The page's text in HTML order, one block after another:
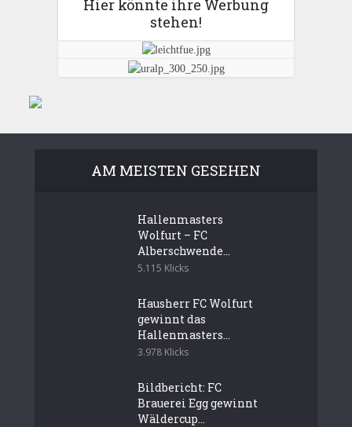
Hier könnte ihre Werbung
stehen!
AM MEISTEN GESEHEN
Hallenmasters
Wolfurt – FC
Alberschwende...
5.115 Klicks
Hausherr FC Wolfurt
gewinnt das
Hallenmasters...
3.978 Klicks
Bildbericht: FC
Brauerei Egg gewinnt
Wäldercup...